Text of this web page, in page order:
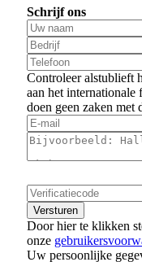
Schrijf ons
Controleer alstublieft
aan het internationale
doen geen zaken met
Door hier te klikken
onze
Uw persoonlijke